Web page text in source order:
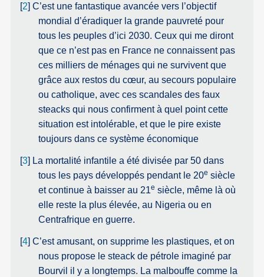
[2]C’est une fantastique avancée vers l’objectif
mondial d’éradiquer la grande pauvreté pour
tous les peuples d’ici 2030. Ceux qui me diront
que ce n’est pas en France ne connaissent pas
ces milliers de ménages qui ne survivent que
grâce aux restos du cœur, au secours populaire
ou catholique, avec ces scandales des faux
steacks qui nous confirment à quel point cette
situation est intolérable, et que le pire existe
toujours dans ce système économique
[3] La mortalité infantile a été divisée par 50 dans
tous les pays développés pendant le 20e siècle
et continue à baisser au 21e siècle, même là où
elle reste la plus élevée, au Nigeria ou en
Centrafrique en guerre.
[4]C’est amusant, on supprime les plastiques, et on
nous propose le steack de pétrole imaginé par
Bourvil il y a longtemps. La malbouffe comme la